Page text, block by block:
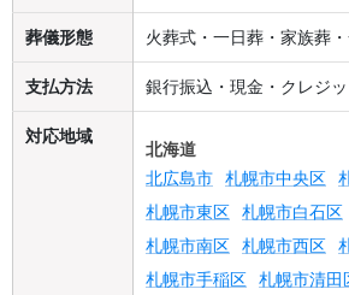
葬儀形態 火葬式・一日葬・家族葬
支払方法 銀行振込・現金・クレジッ
対応地域
北海道
北広島市 札幌市中央区
札幌市東区 札幌市白石区
札幌市南区 札幌市西区
札幌市手稲区 札幌市清田